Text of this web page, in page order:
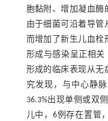
胞黏附、增加凝血酶
由于细菌可沿着导
而增加了新生儿血栓
形成与感染呈正相关
形成的临床表现从无
究发现，与中心静
36.3%出现单侧或双
儿中，6例存在置管